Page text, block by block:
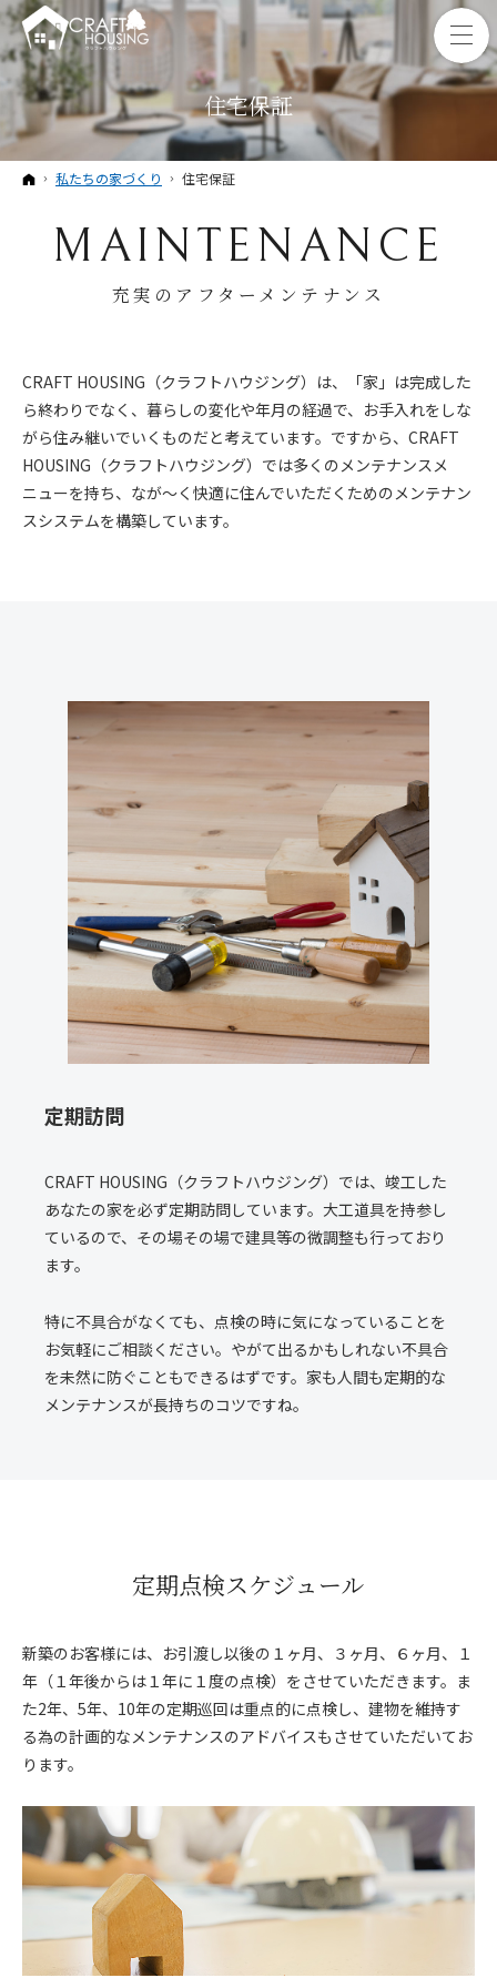
住宅保証
ホーム
私たちの家づくり 住宅保証
MAINTENANCE
充実のアフターメンテナンス
CRAFT HOUSING（クラフトハウジング）は、「家」は完成した
ら終わりでなく、暮らしの変化や年月の経過で、お手入れをしな
がら住み継いでいくものだと考えています。ですから、CRAFT
HOUSING（クラフトハウジング）では多くのメンテナンスメ
ニューを持ち、なが～く快適に住んでいただくためのメンテナン
スシステムを構築しています。
定期訪問
CRAFT HOUSING（クラフトハウジング）では、竣工した
あなたの家を必ず定期訪問しています。大工道具を持参し
ているので、その場その場で建具等の微調整も行っており
ます。
特に不具合がなくても、点検の時に気になっていることを
お気軽にご相談ください。やがて出るかもしれない不具合
を未然に防ぐこともできるはずです。家も人間も定期的な
メンテナンスが長持ちのコツですね。
定期点検スケジュール
新築のお客様には、お引渡し以後の１ヶ月、３ヶ月、６ヶ月、１
年（１年後からは１年に１度の点検）をさせていただきます。ま
た2年、5年、10年の定期巡回は重点的に点検し、建物を維持す
る為の計画的なメンテナンスのアドバイスもさせていただいてお
ります。